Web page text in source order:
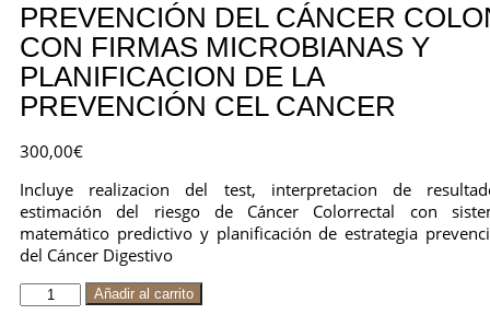
PREVENCIÓN DEL CÁNCER
CON FIRMAS MICROBIANAS Y
PLANIFICACION DE LA
PREVENCIÓN CEL CANCER
300,00€
Incluye realizacion del test, interpretacion de
estimación del riesgo de Cáncer Colorrectal con
matemático predictivo y planificación de estrategia
del Cáncer Digestivo
Añadir al carrito